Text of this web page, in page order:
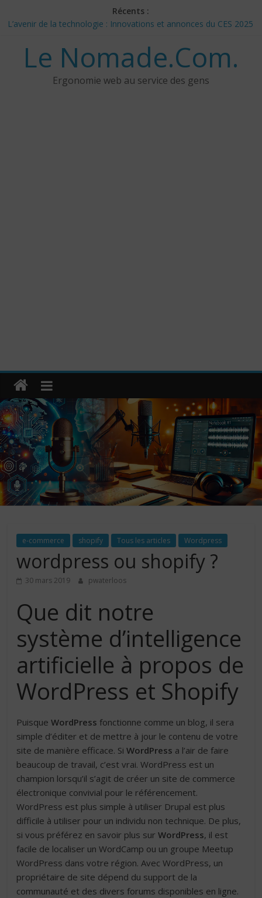
Récents :
L’avenir de la technologie : Innovations et annonces du CES 2025
Les 3 meilleurs réponses de politiciens Canadiens pour Donald
Google Deep Mind – IA : Simulation Mondiale et Défis Éthiques
NotebookLM : Mes commentaires sur 2 mois d’utilisation
Le Nomade.Com.
Ergonomie web au service des gens
e-commerce shopify Tous les articles Wordpress
wordpress ou shopify ?
30 mars 2019 pwaterloos
Que dit notre
système d’intelligence
artificielle à propos de
WordPress et Shopify
PuisqueWordPress fonctionne comme un blog, il sera
simple d’éditer et de mettre à jour le contenu de votre
site de manière efficace. SiWordPress a l’air de faire
beaucoup de travail, c’est vrai. WordPress est un
champion lorsqu’il s’agit de créer un site de commerce
électronique convivial pour le référencement.
WordPress est plus simple à utiliser Drupal est plus
difficile à utiliser pour un individu non technique. De plus,
si vous préférez en savoir plus surWordPress, il est
facile de localiser un WordCamp ou un groupe Meetup
WordPress dans votre région. Avec WordPress, un
propriétaire de site dépend du support de la
communauté et des divers forums disponibles en ligne.